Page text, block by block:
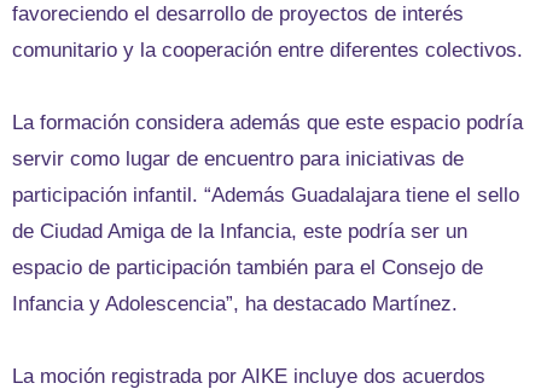
favoreciendo el desarrollo de proyectos de interés
comunitario y la cooperación entre diferentes colectivos.
La formación considera además que este espacio podría
servir como lugar de encuentro para iniciativas de
participación infantil. “Además Guadalajara tiene el sello
de Ciudad Amiga de la Infancia, este podría ser un
espacio de participación también para el Consejo de
Infancia y Adolescencia”, ha destacado Martínez.
La moción registrada por AIKE incluye dos acuerdos